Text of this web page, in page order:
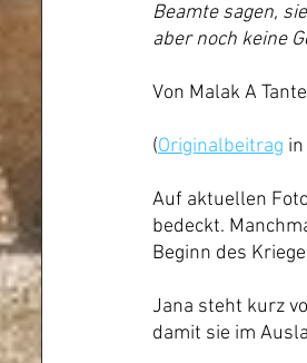
Beamte sagen,
aber noch keine
Von Malak A
(Originalbeitrag
Auf aktuellen
bedeckt.
Beginn des
Jana steht kurz
damit sie im